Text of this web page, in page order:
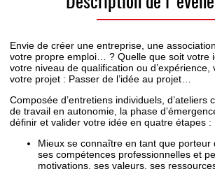
Envie de créer une entreprise, une
votre propre emploi… ? Quelle que soit votre
votre niveau de qualification ou d’expérience,
votre projet : Passer de l’idée au projet…
Composée d’entretiens individuels, d’ateliers
de travail en autonomie, la phase
définir et valider votre idée en quatre étapes :
Mieux se connaître en tant que porteur
ses compétences professionnelles et
motivations, ses valeurs, ses